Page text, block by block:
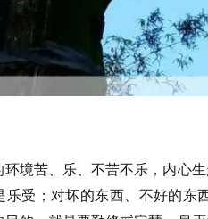
环境苦、乐、不苦不乐，内心
乐受；对坏的东西、不好的东